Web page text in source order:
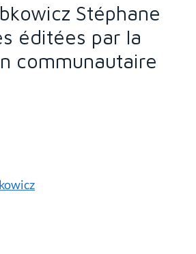
Stéphane
éditées par la
communautaire